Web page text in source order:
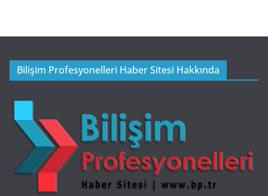
Bilişim Profesyonelleri Haber Sitesi Hakkında